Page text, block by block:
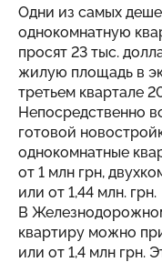
Одни из самых
однокомнатную
просят 23 тыс.
жилую площадь в
третьем квартале
Непосредственно
готовой
однокомнатные
от 1 млн грн,
или от 1,44 млн. грн.
В
квартиру можно
или от 1,4 млн грн.